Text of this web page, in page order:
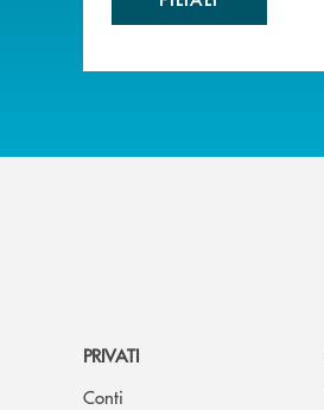
PRIVATI
Conti